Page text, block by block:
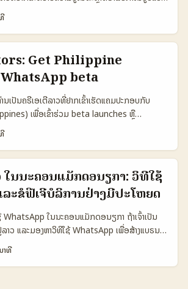
າວ: ຈາກການຄົ້ນຫາ, ການຂໍຂໍ້ມູນອິນຕີເກີ, ການເລືອກ
ກັບ Platforms ສົກເປີມຸນຂໍ້ມູນ 🧩 Metric
Instagram/TikTok creators Local
👥 Monthly Active 150.000
Conversion to sale 15% 8% 12% 💬
(direct chat) 6% (public) 10% 💰 Avg
120–600 USD 400–5.000 USD 200–
use cases Customer support, flash
viral hooks Storytelling, bookings
creators ມີຄຸນນະສົມບັດສໍາລັບ
ລະຄວາມສາມາດເຂົ້າຮ່ວມກັບ campaign ຕ່ໍາກວ່າ. ...
ແລະ WhatsApp ແມ່ນເຄື່ອງມືທີ່ຍັງຄงມີຄວາມ
ເນື່ອງຈາກຄວາມເປັນທະວີການສົນທະນາທີ່ຮ້ອນ
ວ. ຖ້າຈະເປັນການຕິດຕໍ່ບໍລິສັດຢູ່ SA ຫຼື ສະຫະລັດທີ່ໃກ້
ຊື່ອມຕໍ່ທີ່ບອກໃຫ້ຊັດເຈນ. ຕົວຢ່າງທີ່ເຫັນໄດ້ຊັດຈາກ
South African ຍັງໃຊ້ WhatsApp ເປັນຊ່ອງທາງ
ຜູ້ອ່ານ (ໂດຍມີເລກ 060 011 0211) — ນີ້ແບບຟອມ
ທັນໃຈແລະຮັບຂໍ້ຄວາມທີ່ຕິດຕໍ່ໄດ້ທັນທີ (The South
ນື້ອຫາຟິດນີດ, ຄວາມເຫັນແບບການເຂົ້າຫາບໍລິສັດຜ່ານ
ວດສອບທີ່ຄວນທຳ — ບໍ່ຈຳກັດເພາະທຸກຢ່າງສາມາດ
ຊ່ອງທາງຕິດຕໍ່ (WhatsApp vs Email vs
WhatsApp Email LinkedIn 👥 Estimated
6.000.000 4.000.000 📈 Avg
10% 15% ⏱️ Avg response time 6 ຊົ່ວໂມງ
ງ 💬 Best use case Direct pitch & quick
& attachments Decision-maker
to paid collab (est.) 9% 4% 6%
ມືອງຕາມຄວາມຫລືອາດຈະເປັນການປະເມືອງ ແລະຂໍ້ມູນ
ສົບປະສົບເຊິ່ງແນວຄວາມເປັນໄປໄດ້: WhatsApp ສົ່ງ
Get Philippine
beta
ເປັນຄຣີເອເຕີລາວທີ່ຢາກເຂົ້າເຮັດແຄມປະກອບກັບ
ເພື່ອເຂົ້າຮ່ວມ beta launches ຫຼື
ແມ່ນຄຳຖາມທີ່ເຮົາເຫັນບໍ່ຢຸດ — ແລະ WhatsApp
ສໍາລັບການຕິດຕໍ່ສົນທະນາກັບບຣານໃນແຄມນີ້. ໃນຕອນ
Group ໄດ້ຂະຫຍາຍຟີເຈີຂອງ AnyChat ໄປຫາ
(ຂໍ້ມູນຈາກ AnyMind Group) — ຊ່ວຍໃຫ້
ານຕອບກັບອັດຕະໂນມັດ ແລະຫຼັກການນີ້ສະແດງໃຫ້ເຫັນ
ກວ່າໃນການເຂົ້າຫາລູກຄ້າ — Meta ລາຍງານວ່າ
ອນລ່ວງຫຼາຍກວ່າ 3 ພັນລ້ານໃນເດືອນ (Meta, April
າທີ່ອື່ນໆໃນອາເຊຍ. ບຣານທີ່ຢູ່ໃນຟີລິບປິນ, ມາລເຊຍ
ກຸ່ມທີ່ໃຊ້ WhatsApp ຫຼາຍ — ນັກສ້າງສື່ຈາກລາວ
ເປົ້າຫມາຍເພື່ອຕິດຕໍ່ບຣານ. 📊 Data Snapshot
ນນະຄອນແມັກດອນຽກາ: ວິທີໃຊ້
ະຂໍຟີເຈີບໍລິການຢ່າງມີປະໂຫຍດ
WhatsApp ໃນນະຄອນແມັກດອນຽກາ ຖ້າເຈົ້າເປັນ
ວ ແລະມອງຫາວິທີໃຊ້ WhatsApp ເພື່ອສ້າງແບຣນດາ
າ, ກໍ່ແມ່ນເລື່ອງທີ່ເຫັນວ່າມີຄວາມນ່າສົນໃຈສູງ.
ຟອມສື່ສານທີ່ມີຜູ້ໃຊ້ຫຼາຍໃນທົ່ວໂລກລວມເຖິງນະ
ເປັນຕົວເລືອກທີ່ດີສຳລັບແບຣນດາທີ່ຕ້ອງການສ້າງ
າທີ